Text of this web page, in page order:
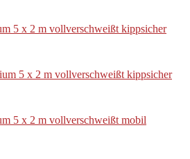
5 x 2 m vollverschweißt kippsicher
5 x 2 m vollverschweißt kippsicher
5 x 2 m vollverschweißt mobil